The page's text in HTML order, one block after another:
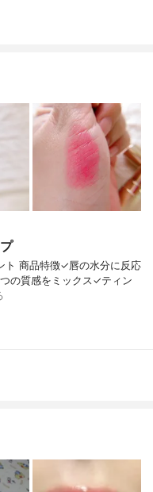
ト 商品特徴✓唇の水分に反応
の質感をミックス✓ティン